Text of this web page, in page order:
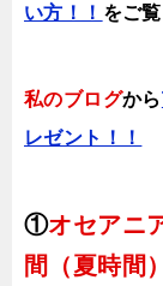
い方！！ をご
私のブログから
レゼント！！
①オセアニ
間（夏時間